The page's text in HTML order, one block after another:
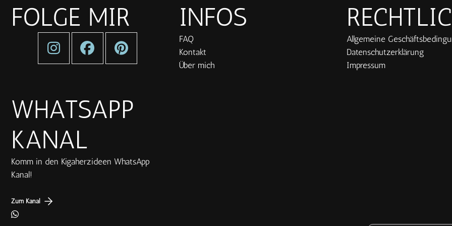
FOLGE MIR
WHATSAPP
KANAL
Komm in den Kigaherzideen WhatsApp
Kanal!
Zum Kanal
INFOS
FAQ
Kontakt
Über mich
Allgemeine
Datenschutzerklärung
Impressum